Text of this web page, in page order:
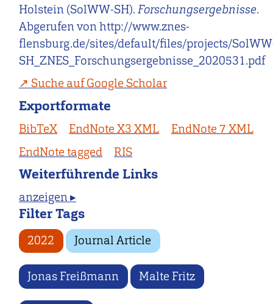
Holstein (SolWW-SH).Forschungsergebnisse.
Abgerufen von http://www.znes-
flensburg.de/sites/default/files/projects/
SH_ZNES_Forschungsergebnisse_2020531.pdf
Suche auf Google Scholar
Exportformate
BibTeX EndNote X3 XML
EndNote 7 XML
EndNote tagged
RIS
Weiterführende Links
anzeigen ▸
Filter Tags
2022 Journal Article
Jonas Freißmann Malte Fritz